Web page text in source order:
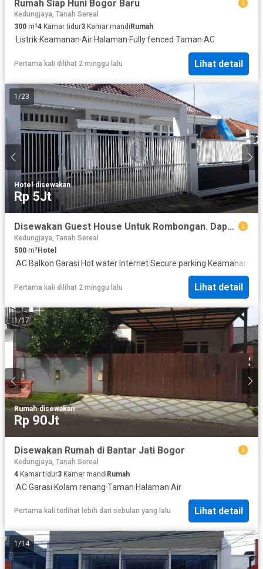
Rumah Siap Huni Bogor Baru
Kedungjaya, Tanah Sereal
300 m²4 Kamar tidur3 Kamar mandi Rumah
·Listrik·Keamanan·Air·Halaman·Fully fenced·Taman·AC
Pertama kali dilihat 2 minggu lalu Lihat detail
1 /23
Hotel ·disewakan
Rp 5Jt
Disewakan Guest House Untuk Rombongan. Dapatkan Diskon Istimewa khusus
Kedungjaya, Tanah Sereal
500 m²Hotel
·AC·Balkon·Garasi·Hot water· Internet·Secure parking·Keamanan
Pertama kali dilihat 2 minggu lalu Lihat detail
1 /17
Rumah·disewakan
Rp 90Jt
Disewakan Rumah di Bantar Jati Bogor
Kedungjaya, Tanah Sereal
4 Kamar tidur3 Kamar mandiRumah
·AC·Garasi·Kolam renang·Taman·Halaman·Air
Pertama kali terlihat lebih dari sebulan yang lalu Lihat detail
1/14